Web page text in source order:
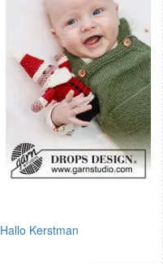
Hallo Kerstman